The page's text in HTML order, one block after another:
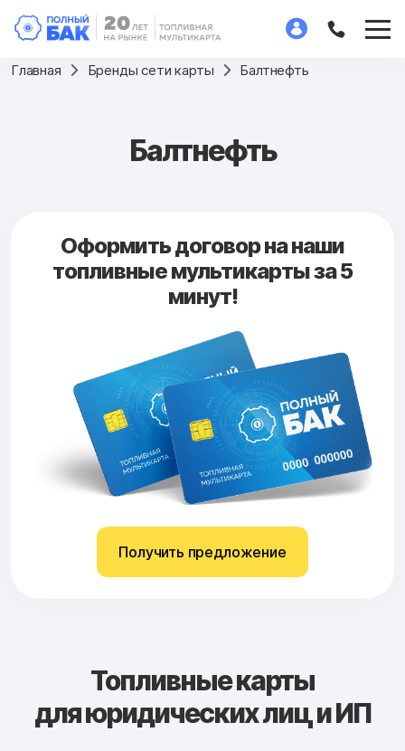
Главная Бренды сети карты Балтнефть
Балтнефть
Оформить договор на наши
топливные мультикарты за 5
минут!
Получить предложение
Топливные карты
для юридических лиц и ИП